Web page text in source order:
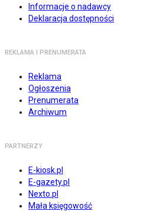
Informacje o nadawcy
Deklaracja dostępności
REKLAMA I PRENUMERATA
Reklama
Ogłoszenia
Prenumerata
Archiwum
PARTNERZY
E-kiosk.pl
E-gazety.pl
Nexto.pl
Mała księgowość